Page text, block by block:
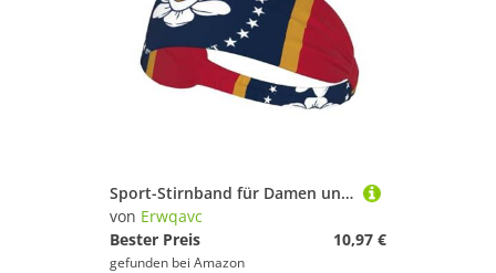
Sport-Stirnband für Damen und Herren, atmungsaktives Schweißband, Mississippi-Staatsflagge, athletische Haarbänder, für Workout, Laufen, Fitnessstudio
von Erwqavc
Bester Preis
10,97 €
gefunden bei Amazon